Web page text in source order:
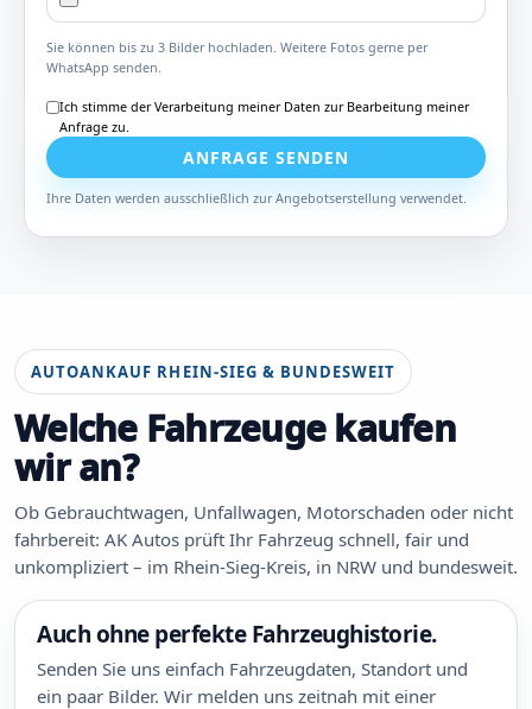
Sie können bis zu 3 Bilder hochladen. Weitere Fotos gerne per
WhatsApp senden.
Ich stimme der Verarbeitung meiner Daten zur Bearbeitung meiner
Anfrage zu.
ANFRAGE SENDEN
Ihre Daten werden ausschließlich zur Angebotserstellung verwendet.
AUTOANKAUF RHEIN-SIEG & BUNDESWEIT
Welche Fahrzeuge kaufen
wir an?
Ob Gebrauchtwagen, Unfallwagen, Motorschaden oder nicht
fahrbereit: AK Autos prüft Ihr Fahrzeug schnell, fair und
unkompliziert – im Rhein-Sieg-Kreis, in NRW und bundesweit.
Auch ohne perfekte Fahrzeughistorie.
Senden Sie uns einfach Fahrzeugdaten, Standort und
ein paar Bilder. Wir melden uns zeitnah mit einer